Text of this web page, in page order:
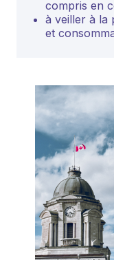
compris en
à veiller à la
et